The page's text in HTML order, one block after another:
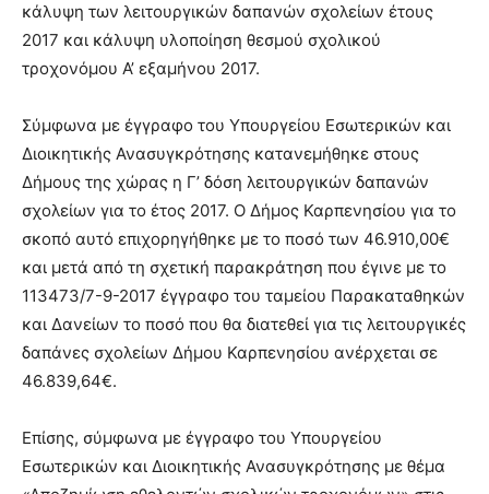
κάλυψη των λειτουργικών δαπανών σχολείων έτους
2017 και κάλυψη υλοποίηση θεσμού σχολικού
τροχονόμου Α’ εξαμήνου 2017.
Σύμφωνα με έγγραφο του Υπουργείου Εσωτερικών και
Διοικητικής Ανασυγκρότησης κατανεμήθηκε στους
Δήμους της χώρας η Γ’ δόση λειτουργικών δαπανών
σχολείων για το έτος 2017. Ο Δήμος Καρπενησίου για το
σκοπό αυτό επιχορηγήθηκε με το ποσό των 46.910,00€
και μετά από τη σχετική παρακράτηση που έγινε με το
113473/7-9-2017 έγγραφο του ταμείου Παρακαταθηκών
και Δανείων το ποσό που θα διατεθεί για τις λειτουργικές
δαπάνες σχολείων Δήμου Καρπενησίου ανέρχεται σε
46.839,64€.
Επίσης, σύμφωνα με έγγραφο του Υπουργείου
Εσωτερικών και Διοικητικής Ανασυγκρότησης με θέμα